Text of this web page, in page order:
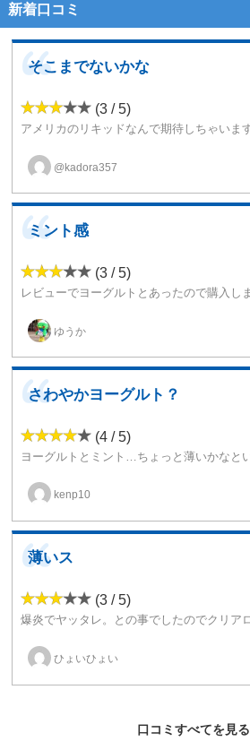
新着口コミ
そこまでないかな
(3 / 5)
@kadora357
ミント感
(3 / 5)
ゆうか
さわやかヨーグルト？
(4 / 5)
kenp10
薄いス
(3 / 5)
ひょいひょい
口コミすべてを見る